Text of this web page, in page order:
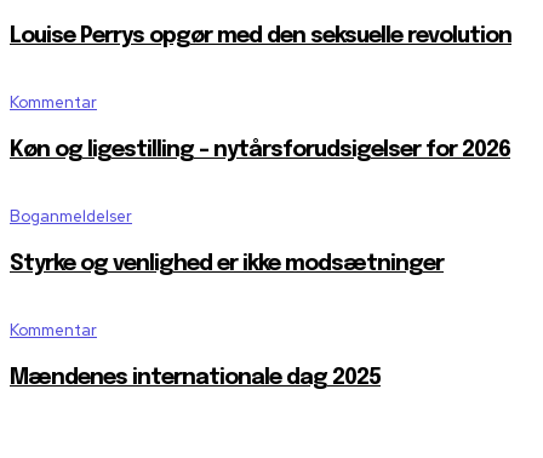
Louise Perrys opgør med den seksuelle revolution
Kommentar
Køn og ligestilling – nytårsforudsigelser for 2026
Boganmeldelser
Styrke og venlighed er ikke modsætninger
Kommentar
Mændenes internationale dag 2025